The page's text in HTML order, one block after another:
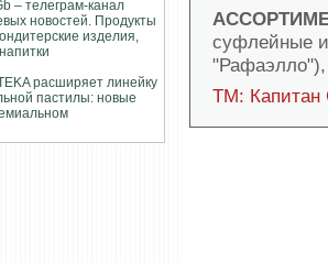
суфлейные
ТМ: Капитан